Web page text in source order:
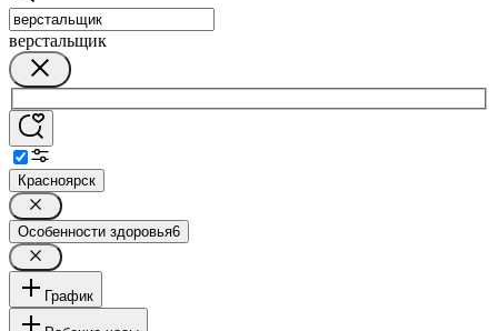
верстальщик
Красноярск
Особенности здоровья6
График